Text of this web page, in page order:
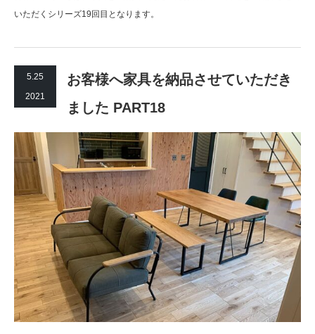
いただくシリーズ19回目となります。
5.25
2021
お客様へ家具を納品させていただき
ました PART18